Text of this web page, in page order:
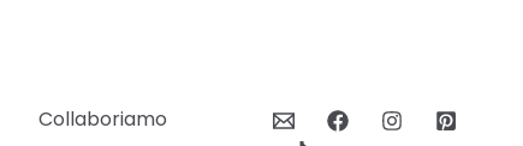
Collaboriamo